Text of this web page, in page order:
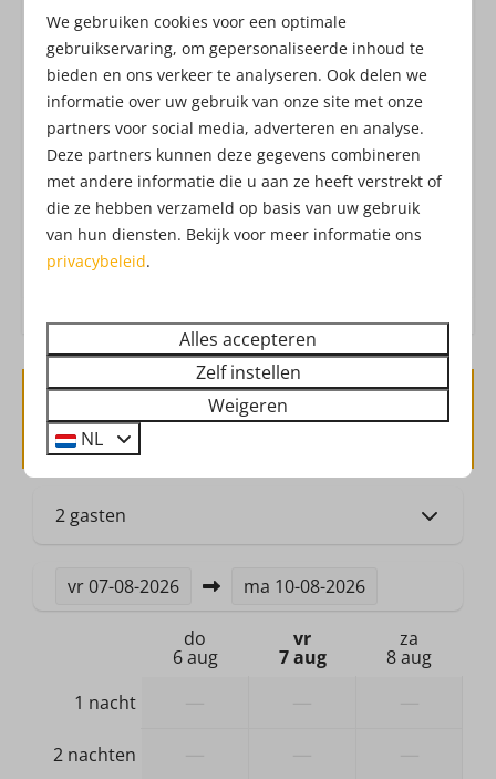
Waterkoker: Elektrische waterkoker
Koelkast: Met vriesvak
Vriezer of vriesvak
Uitgebreide keukeninventaris
Afzuigkap
Ligging
Aan de bosrand
Tuinmeubels
Veiligheid
Geen hond toegestaan, eigenaar heeft wel een
Attractiepark! Het Attractiepark werkt met een all-in
formule, waardoor je zonder extra kosten geniet
van o.a. vers fruit, belegde broodjes, frites, snacks,
verse churros, soep, koffie, thee, limonade,
Drouwenerzand frisdranken en waterijs.Dat heet
vakantie!Check hier deopeningstijdenvan het
Attractiepark. Ben je benieuwd hoe het
Attractiepark eruit ziet?
Check hier de
dronebeelden
Beschikbaarheid en prijs
2 gasten
vr07-08-2026 ma 10-08-2026
do
6 aug
vr
7 aug
za
8 aug
1 nacht
2 nachten
We gebruiken cookies voor een optimale
gebruikservaring, om gepersonaliseerde inhoud te
bieden en ons verkeer te analyseren. Ook delen we
informatie over uw gebruik van onze site met onze
partners voor social media, adverteren en analyse.
Deze partners kunnen deze gegevens combineren
met andere informatie die u aan ze heeft verstrekt of
die ze hebben verzameld op basis van uw gebruik
van hun diensten. Bekijk voor meer informatie ons
privacybeleid.
Alles accepteren
Zelf instellen
Weigeren
NL